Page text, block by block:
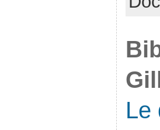
Le